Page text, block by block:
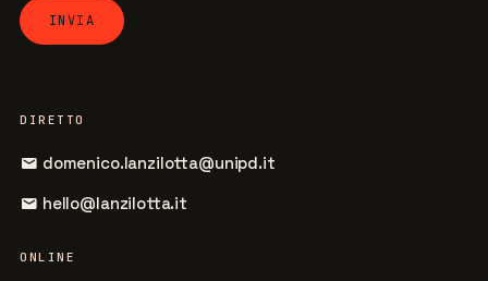
DIRETTO
mail domenico.lanzilotta@unipd.it
mail hello@lanzilotta.it
ONLINE